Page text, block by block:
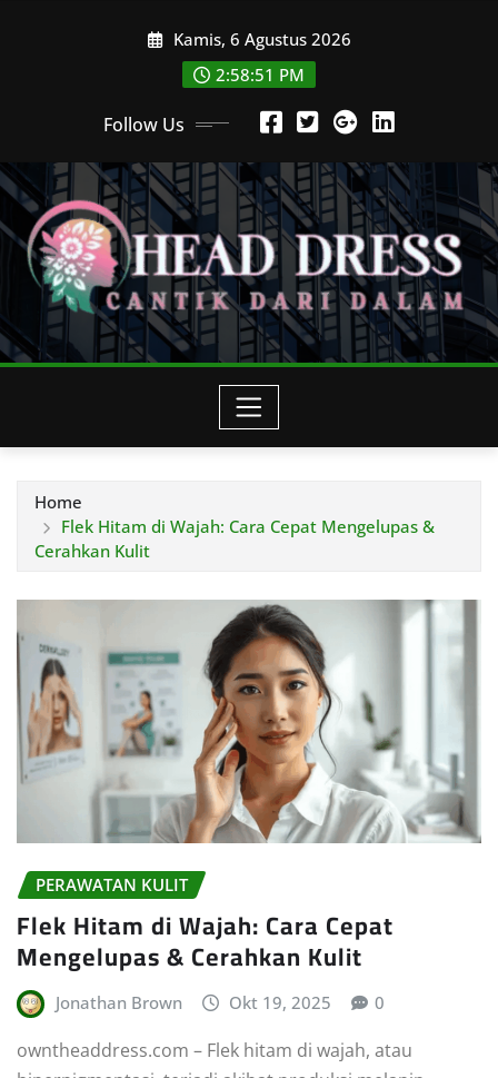
Kamis, 6 Agustus 2026
2:58:52 PM
Follow Us
Home
Flek Hitam di Wajah: Cara Cepat Mengelupas &
Cerahkan Kulit
PERAWATAN KULIT
Flek Hitam di Wajah: Cara Cepat
Mengelupas & Cerahkan Kulit
Jonathan Brown Okt 19, 2025 0
owntheaddress.com – Flek hitam di wajah, atau